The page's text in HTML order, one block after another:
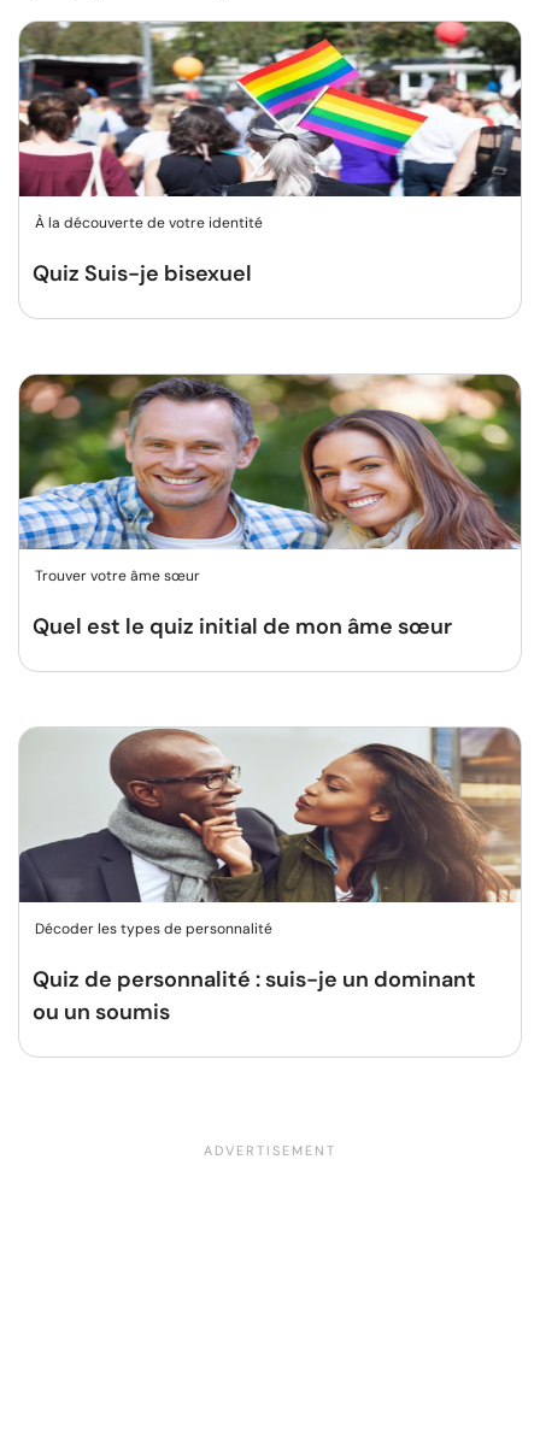
À la découverte de votre identité
Quiz Suis-je bisexuel
Trouver votre âme sœur
Quel est le quiz initial de mon âme sœur
Décoder les types de personnalité
Quiz de personnalité : suis-je un dominant
ou un soumis